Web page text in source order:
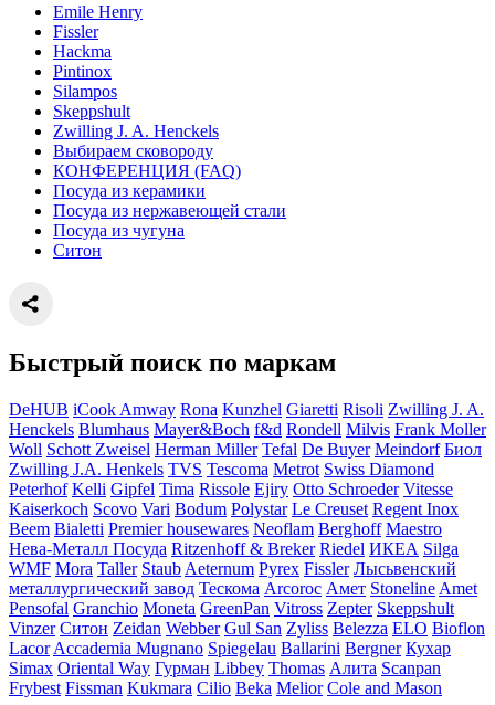
Emile Henry
Fissler
Hackma
Pintinox
Silampos
Skeppshult
Zwilling J. A. Henckels
Выбираем сковороду
КОНФЕРЕНЦИЯ (FAQ)
Посуда из керамики
Посуда из нержавеющей стали
Посуда из чугуна
Ситон
Быстрый поиск по маркам
DeHUB iCook Amway Rona Kunzhel Giaretti Risoli Zwilling J. A.
Henckels Blumhaus Mayer&Boch f&d Rondell Milvis Frank Moller
Woll Schott Zweisel Herman Miller Tefal De Buyer Meindorf Биол
Zwilling J.A. Henkels TVS Tescoma Metrot Swiss Diamond
Peterhof Kelli Gipfel Tima Rissole Ejiry Otto Schroeder Vitesse
Kaiserkoch Scovo Vari Bodum Polystar Le Creuset Regent Inox
Beem Bialetti Premier housewares Neoflam Berghoff Maestro
Нева-Металл Посуда Ritzenhoff & Breker Riedel ИКЕА Silga
WMF Mora Taller Staub Aeternum Pyrex Fissler Лысьвенский
металлургический завод Тескома Arcoroc Амет Stoneline Amet
Pensofal Granchio Moneta GreenPan Vitross Zepter Skeppshult
Vinzer Ситон Zeidan Webber Gul San Zyliss Belezza ELO Bioflon
Lacor Accademia Mugnano Spiegelau Ballarini Bergner Кухар
Simax Oriental Way Гурман Libbey Thomas Алита Scanpan
Frybest Fissman Kukmara Cilio Beka Melior Cole and Mason